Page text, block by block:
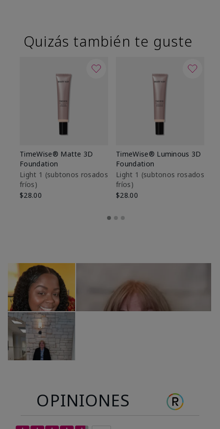
Quizás también te guste
TimeWise® Matte 3D
Foundation
Light 1​ (subtonos rosados
fríos)
$28.00
TimeWise® Luminous 3D
Foundation
Light 1​ (subtonos rosados
fríos)
$28.00
OPINIONES